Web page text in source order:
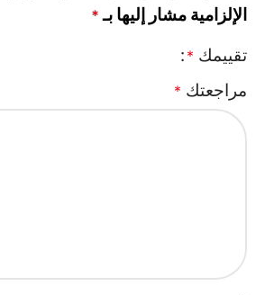
الإلزامية مشار إليها بـ *
تقييمك *
مراجعتك *